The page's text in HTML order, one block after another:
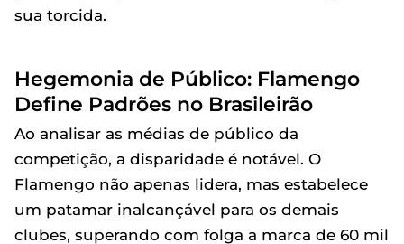
sua torcida.
Hegemonia de Público: Flamengo
Define Padrões no Brasileirão
Ao analisar as médias de público da
competição, a disparidade é notável. O
Flamengo não apenas lidera, mas estabelece
um patamar inalcançável para os demais
clubes, superando com folga a marca de 60 mil